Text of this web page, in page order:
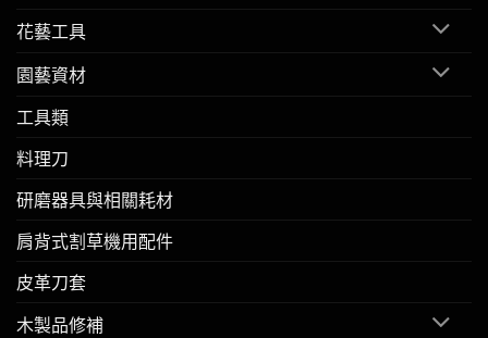
花藝工具
園藝資材
工具類
料理刀
研磨器具與相關耗材
肩背式割草機用配件
皮革刀套
木製品修補